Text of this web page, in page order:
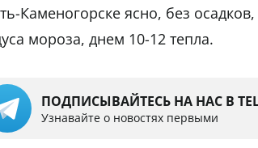
Каменогорске ясно, без
мороза, днем 10-12 тепла.
ПОДПИСЫВАЙТЕСЬ НА НАС В
Узнавайте о новостях первыми